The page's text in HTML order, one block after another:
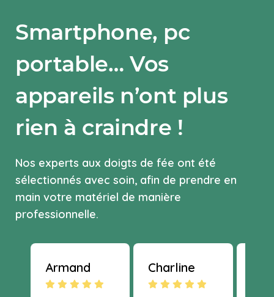
Smartphone, pc
portable… Vos
appareils n’ont plus
rien à craindre !
Nos experts aux doigts de fée ont été
sélectionnés avec soin, afin de prendre en
main votre matériel de manière
professionnelle.
Armand Charline